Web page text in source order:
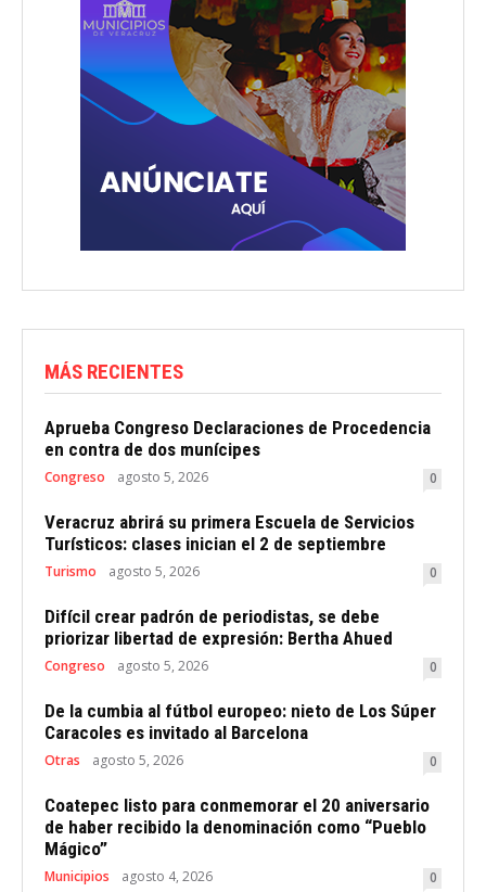
MÁS RECIENTES
Aprueba Congreso Declaraciones de Procedencia
en contra de dos munícipes
Congreso agosto 5, 2026 0
Veracruz abrirá su primera Escuela de Servicios
Turísticos: clases inician el 2 de septiembre
Turismo agosto 5, 2026 0
Difícil crear padrón de periodistas, se debe
priorizar libertad de expresión: Bertha Ahued
Congreso agosto 5, 2026 0
De la cumbia al fútbol europeo: nieto de Los Súper
Caracoles es invitado al Barcelona
Otras agosto 5, 2026 0
Coatepec listo para conmemorar el 20 aniversario
de haber recibido la denominación como “Pueblo
Mágico”
Municipios agosto 4, 2026 0